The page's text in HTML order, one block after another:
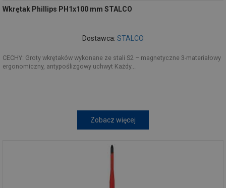
Wkrętak Phillips PH1x100 mm STALCO
Dostawca: STALCO
CECHY: Groty wkrętaków wykonane ze stali S2 – magnetyczne 3-materiałowy
ergonomiczny, antypoślizgowy uchwyt Każdy...
Zobacz więcej